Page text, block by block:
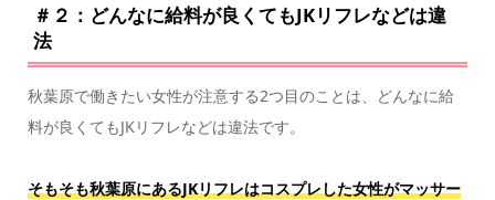
＃２：どんなに給料が良くてもJKリフレなどは違
法
秋葉原で働きたい女性が注意する2つ目のことは、どんなに給
料が良くてもJKリフレなどは違法です。
そもそも秋葉原にあるJKリフレはコスプレした女性がマッサー